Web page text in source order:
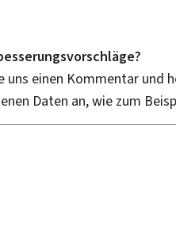
uns einen Kommentar und
Daten an, wie zum